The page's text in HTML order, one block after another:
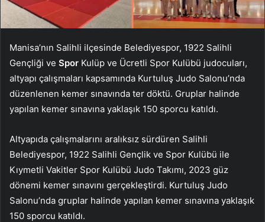
Manisa’nın Salihli ilçesinde Belediyespor, 1922 Salihli
Gençliği ve Spor Kulüp ve Ücretli Spor Kulübü judocuları,
altyapı çalışmaları kapsamında Kurtuluş Judo Salonu’nda
düzenlenen kemer sınavında ter döktü. Gruplar halinde
yapılan kemer sınavına yaklaşık 150 sporcu katıldı.
Altyapıda çalışmalarını aralıksız sürdüren Salihli
Belediyespor, 1922 Salihli Gençlik ve Spor Kulübü ile
Kıymetli Vakitler Spor Kulübü Judo Takımı, 2023 güz
dönemi kemer sınavını gerçekleştirdi. Kurtuluş Judo
Salonu’nda gruplar halinde yapılan kemer sınavına yaklaşık
150 sporcu katıldı.